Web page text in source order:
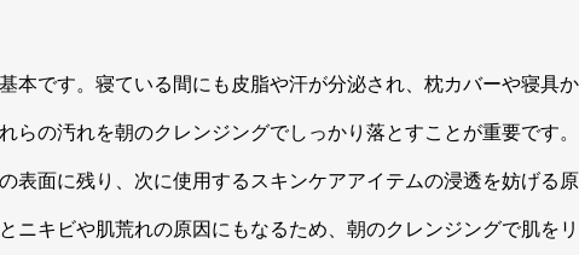
本です。寝ている間にも皮脂や汗が分泌され、枕カバーや寝具
らの汚れを朝のクレンジングでしっかり落とすことが重要です
表面に残り、次に使用するスキンケアアイテムの浸透を妨げる
ニキビや肌荒れの原因にもなるため、朝のクレンジングで肌をリ